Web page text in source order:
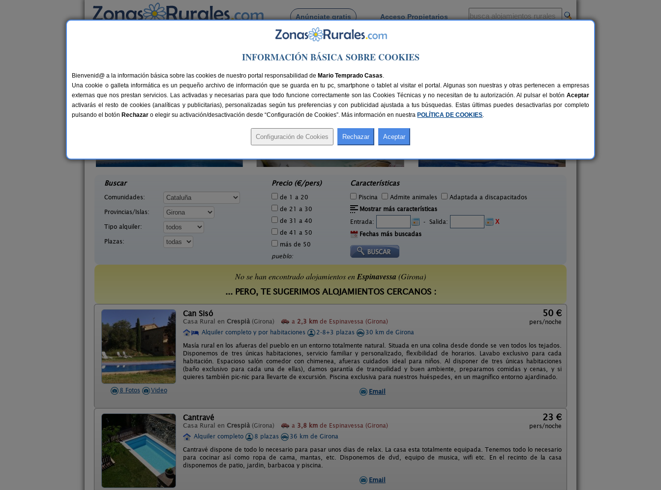
Anúnciate gratis Acceso Propietarios
Busca por pueblo
Casas Rurales cerca de Espinavessa
Cal Marenya
Romanyà de La Selva
Buscar
Comunidades:
Provincias/Islas:
Tipo alquiler:
Plazas:
Precio (€/pers)
de 1 a 20
de 21 a 30
de 31 a 40
de 41 a 50
más de 50
pueblo:
Características
Piscina Admite animales
Adaptada a discapacitados
Mostrar más características
Entrada:
- Salida:
X
Fechas más buscadas
No se han encontrado alojamientos enEspinavessa (Girona)
... PERO, TE SUGERIMOS ALOJAMIENTOS CERCANOS :
8 Fotos Video
Can Sisó
Casa Rural en Crespià (Girona) a 2,3 km de Espinavessa (Girona)
50 €
pers/noche
Alquiler completo y por habitaciones
2-8+3 plazas
30 km de Girona
Masía rural en los afueras del pueblo en un entorno totalmente natural. Situada en una colina desde donde se ven todos los tejados.
Disponemos de tres únicas habitaciones, servicio familiar y personalizado, flexibilidad de horarios. Lavabo exclusivo para cada
habitación. Espacioso salón comedor con chimenea, afueras cuidados ideal para niños. Al disponer de tres únicas habitaciones
(baño exclusivo para cada una de ellas), damos garantía de tranquilidad y buen ambiente, preparamos comidas y cenas, y si
quieres también pic-nic para llevarte de excursión. Piscina exclusiva para nuestros huéspedes, en un magnífico entorno ajardinado.
Email
Cantravé
Casa Rural en Crespià (Girona) a 3,8 km de Espinavessa (Girona)
23 €
pers/noche
Alquiler completo
8 plazas
36 km de Girona
Cantravé dispone de todo lo necesario para pasar unos dias de relax. La casa esta totalmente equipada. Tenemos todo lo necesario
para cocinar así como ropa de cama, mantas, etc. Disponemos de dvd, equipo de musica, wifi etc. En el recinto de la casa
disponemos de patio, jardin, barbacoa y piscina.
Email
INFORMACIÓN BÁSICA SOBRE COOKIES
Bienvenid@ a la información básica sobre las cookies de nuestro portal responsabilidad de Mario Temprado Casas.
Una cookie o galleta informática es un pequeño archivo de información que se guarda en tu pc, smartphone o tablet al visitar el portal. Algunas son nuestras y otras pertenecen a empresas
externas que nos prestan servicios. Las activadas y necesarias para que todo funcione correctamente son las Cookies Técnicas y no necesitan de tu autorización. Al pulsar el botón Aceptar
activarás el resto de cookies (analíticas y publicitarias), personalizadas según tus preferencias y con publicidad ajustada a tus búsquedas. Estas últimas puedes desactivarlas por completo
pulsando el botón Rechazar o elegir su activación/desactivación desde “Configuración de Cookies”. Más información en nuestra POLÍTICA DE COOKIES.